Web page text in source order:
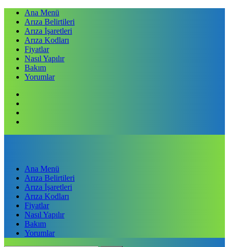
Ana Menü
Arıza Belirtileri
Arıza İşaretleri
Arıza Kodları
Fiyatlar
Nasıl Yapılır
Bakım
Yorumlar
Ana Menü
Arıza Belirtileri
Arıza İşaretleri
Arıza Kodları
Fiyatlar
Nasıl Yapılır
Bakım
Yorumlar